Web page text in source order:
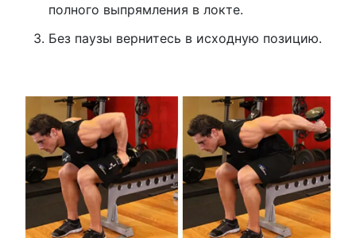
полного выпрямления в локте.
Без паузы вернитесь в исходную позицию.